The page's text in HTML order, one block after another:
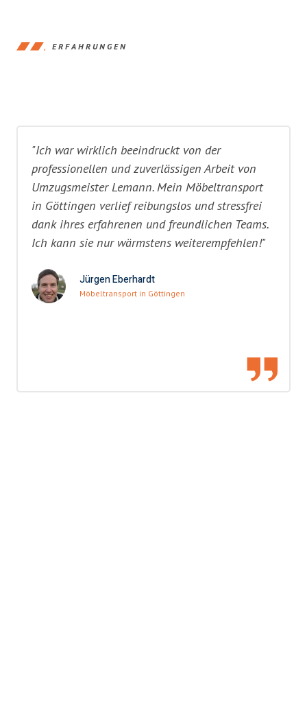
ERFAHRUNGEN
"Ich war wirklich beeindruckt von der
professionellen und zuverlässigen Arbeit von
Umzugsmeister Lemann. Mein Möbeltransport
in Göttingen verlief reibungslos und stressfrei
dank ihres erfahrenen und freundlichen Teams.
Ich kann sie nur wärmstens weiterempfehlen!"
Jürgen Eberhardt
Möbeltransport in Göttingen